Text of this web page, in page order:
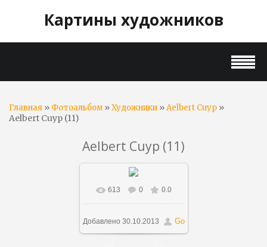
Картины художников
Главная » Фотоальбом»Художники »Aelbert Cuyp »
Aelbert Cuyp (11)
Aelbert Cuyp (11)
В реальном размере
800x461/ 97.6Kb
613 0 0.0
Добавлено 30.10.2013 Go